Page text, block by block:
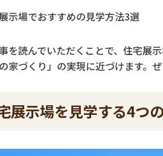
示場でおすすめの見学方法3選
を読んでいただくことで、住宅展
家づくり」の実現に近づけます。
展示場を見学する4つ